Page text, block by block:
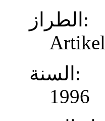
الطراز:
Artikel
السنة:
1996